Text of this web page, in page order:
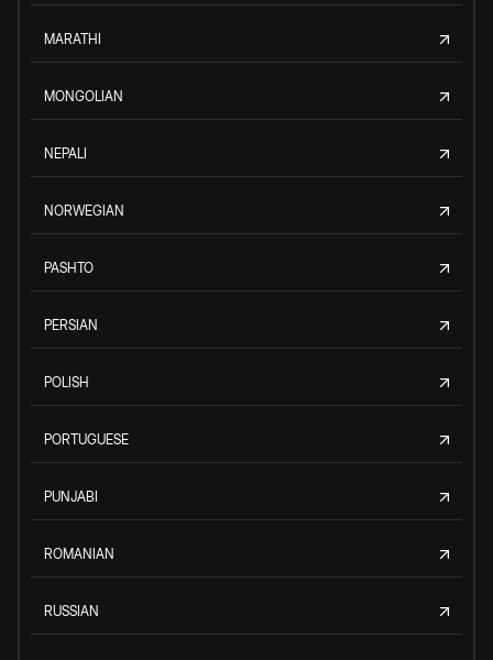
MARATHI
MONGOLIAN
NEPALI
NORWEGIAN
PASHTO
PERSIAN
POLISH
PORTUGUESE
PUNJABI
ROMANIAN
RUSSIAN